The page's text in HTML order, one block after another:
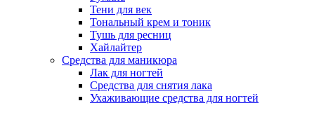
Тени для век
Тональный крем и тоник
Тушь для ресниц
Хайлайтер
Средства для маникюра
Лак для ногтей
Средства для снятия лака
Ухаживающие средства для ногтей